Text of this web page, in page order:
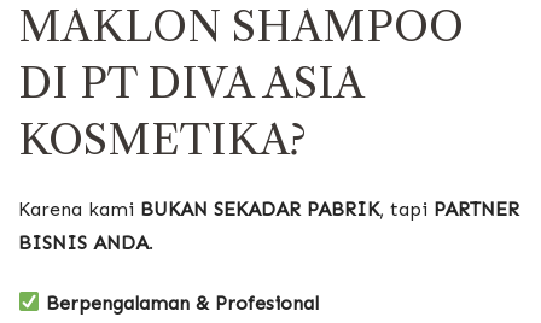
MAKLON SHAMPOO
DI PT DIVA ASIA
KOSMETIKA?
Karena kami BUKAN SEKADAR PABRIK, tapi PARTNER
BISNIS ANDA.
Berpengalaman & Profesional